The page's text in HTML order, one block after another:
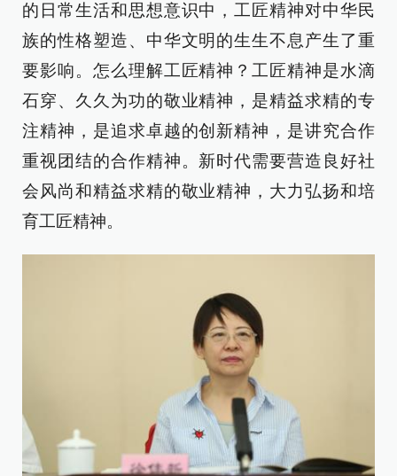
的日常生活和思想意识中，工匠精神对中华民
族的性格塑造、中华文明的生生不息产生了重
要影响。怎么理解工匠精神？工匠精神是水滴
石穿、久久为功的敬业精神，是精益求精的专
注精神，是追求卓越的创新精神，是讲究合作
重视团结的合作精神。新时代需要营造良好社
会风尚和精益求精的敬业精神，大力弘扬和培
育工匠精神。